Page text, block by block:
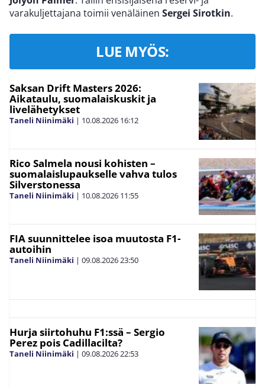
varakuljettajana toimii venäläinen Sergei Sirotkin.
LUE MYÖS:
Saksan Drift Masters 2026:
Aikataulu, suomalaiskuskit ja
livelähetykset
Taneli Niinimäki | 10.08.2026 16:12
Rico Salmela nousi kohisten –
suomalaislupaukselle vahva tulos
Silverstonessa
Taneli Niinimäki | 10.08.2026 11:55
FIA suunnittelee isoa muutosta F1-
autoihin
Taneli Niinimäki | 09.08.202623:50
Hurja siirtohuhu F1:ssä – Sergio
Perez pois Cadillacilta?
Taneli Niinimäki | 09.08.202622:53